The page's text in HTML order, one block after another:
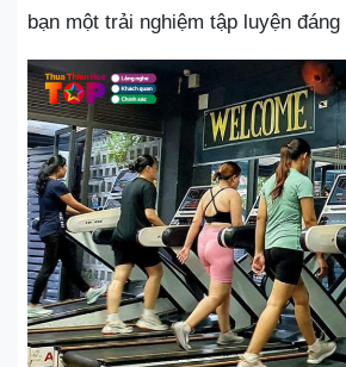
bạn một trải nghiệm tập luyện đáng